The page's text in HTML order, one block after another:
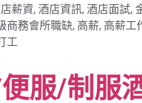
薪資, 酒店資訊, 酒店面試,
商務會所職缺, 高薪, 高薪工
工
服/制服